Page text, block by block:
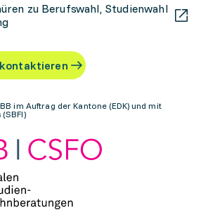
zu Berufswahl, Studienwahl
im Auftrag der Kantone (EDK) und mit